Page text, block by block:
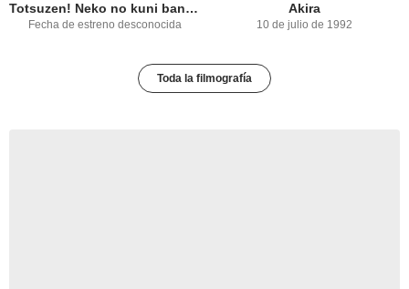
Totsuzen! Neko no kuni banipal witt
Fecha de estreno desconocida
Akira
10 de julio de 1992
Toda la filmografía